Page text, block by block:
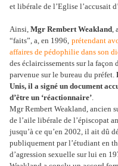
et libérale de l’Eglise l’accusait
Ainsi, Mgr Rembert Weakland,
“faits”, a, en 1996, prétendant
affaires de pédophilie dans son
des éclaircissements sur la façon
parvenue sur le bureau du préfet.
Unis, il a signé un document
d’être un ‘réactionnaire’.
Mgr Rembert Weakland, ancien
de l’aile libérale de l’épiscopat
jusqu’à ce qu’en 2002, il ait dû
publiquement par l’étudiant en
d’agression sexuelle sur lui en